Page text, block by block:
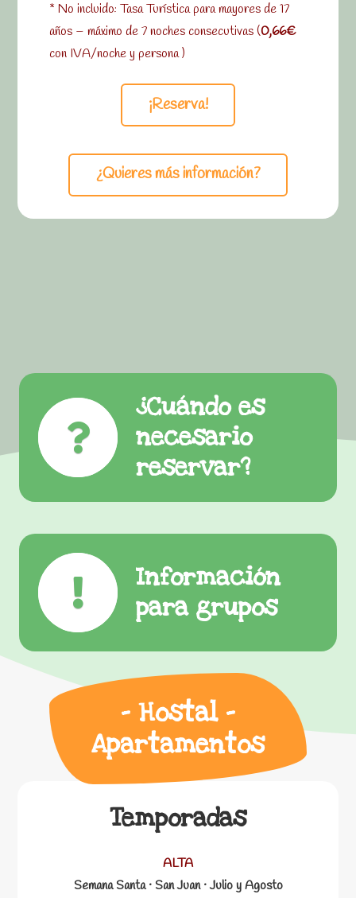
* No incluido: Tasa Turística para mayores de 17
años – máximo de 7 noches consecutivas (0,66€
con IVA/noche y persona )
¡Reserva!
¿Quieres más información?
¿Cuándo es
necesario
reservar?
Información
para grupos
– Hostal –
Apartamentos
Temporadas
ALTA
Semana Santa · San Juan · Julio y Agosto